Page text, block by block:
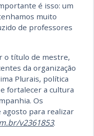
é isso: um
muito
de professores
o título de mestre,
da organização
Plurais, política
fortalecer a cultura
Os
agosto para realizar
v2361853.